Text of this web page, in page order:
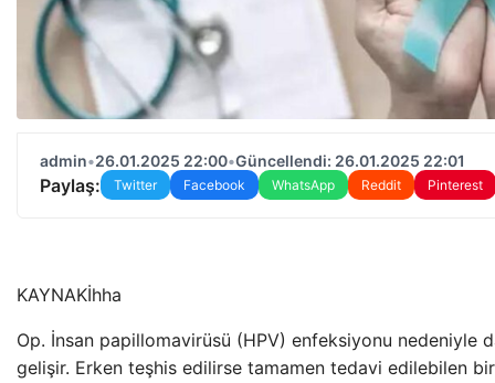
admin•26.01.2025 22:00•Güncellendi: 26.01.2025 22:01
Paylaş: Twitter Facebook WhatsApp Reddit Pinterest
KAYNAKİhha
Op. İnsan papillomavirüsü (HPV) enfeksiyonu nedeniyle
gelişir. Erken teşhis edilirse tamamen tedavi edilebilen bir